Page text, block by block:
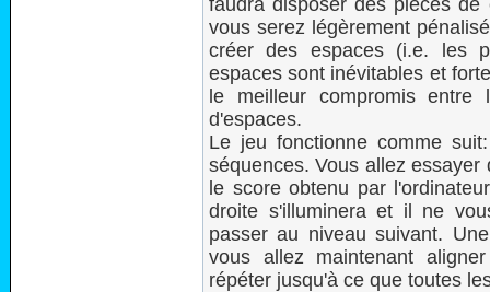
faudra disposer des pièces
vous serez légèrement
créer des espaces (i.e. les
espaces sont inévitables et
le meilleur compromis
d'espaces.
Le jeu fonctionne comme
séquences. Vous allez
le score obtenu par
droite s'illuminera et il ne
passer au niveau suivant.
vous allez maintenant
répéter jusqu'à ce que toutes